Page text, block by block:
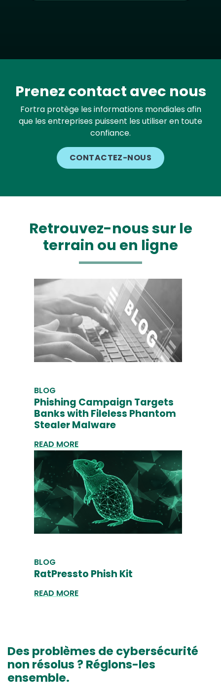
Prenez contact avec nous
Fortra protège les informations mondiales afin
que les entreprises puissent les utiliser en toute
confiance.
CONTACTEZ-NOUS
Retrouvez-nous sur le
terrain ou en ligne
BLOG
Phishing Campaign Targets
Banks with Fileless Phantom
Stealer Malware
READ MORE
BLOG
RatPressto Phish Kit
READ MORE
Des problèmes de cybersécurité
non résolus ? Réglons-les
ensemble.